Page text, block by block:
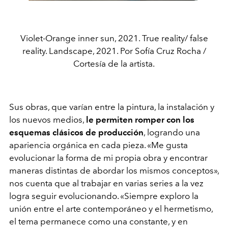
Violet-Orange inner sun, 2021. True reality/ false
reality. Landscape, 2021. Por Sofía Cruz Rocha /
Cortesía de la artista.
Sus obras, que varían entre la pintura, la instalación y
los nuevos medios, le permiten romper con los
esquemas clásicos de producción, logrando una
apariencia orgánica en cada pieza. «Me gusta
evolucionar la forma de mi propia obra y encontrar
maneras distintas de abordar los mismos conceptos»,
nos cuenta que al trabajar en varias series a la vez
logra seguir evolucionando. «Siempre exploro la
unión entre el arte contemporáneo y el hermetismo,
el tema permanece como una constante, y en